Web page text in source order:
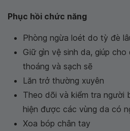
Phục hồi chức năng
Phòng ngừa loét do tỳ đè
Giữ gìn vệ sinh da, giúp
thoáng và sạch sẽ
Lăn trở thường xuyên
Theo dõi và kiểm tra người
hiện được các vùng da có
Xoa bóp chân tay